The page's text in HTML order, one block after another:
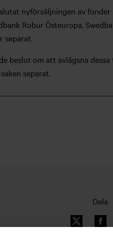
nyförsäljningen av
Robur Östeuropa,
separat.
beslut om att avlägsna
separat.
Dela